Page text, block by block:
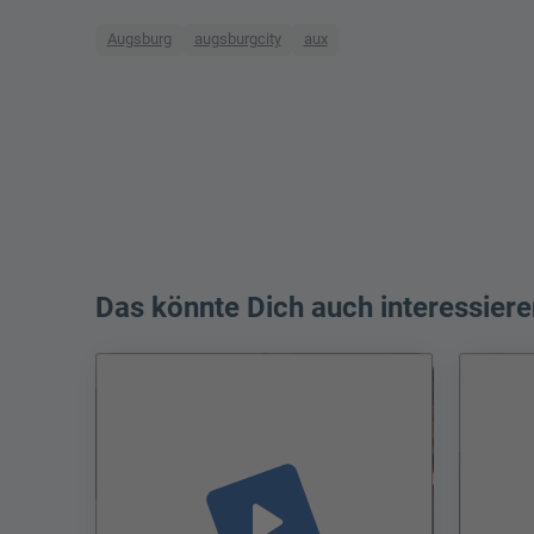
Augsburg augsburgcity aux
Das könnte Dich auch